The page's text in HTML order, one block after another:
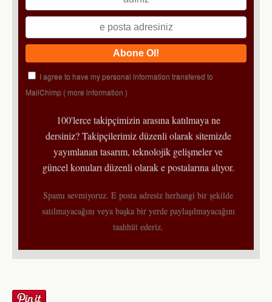
I agree to have my personal information transfered to
MailChimp ( more information )
100'lerce takipçimizin arasına katılmaya ne
dersiniz? Takipçilerimiz düzenli olarak sitemizde
yayımlanan tasarım, teknolojik gelişmeler ve
güncel konuları düzenli olarak e postalarına alıyor.
Spamı sevmiyoruz. E posta adresiz herhangi bir şekilde
satılmayacağını veya başka bir yerde paylaşılmayacağını
taahhüt ederiz.